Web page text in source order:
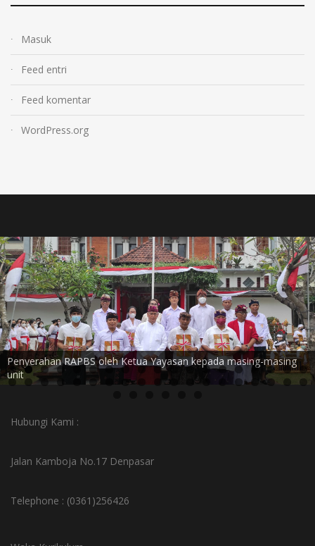
Masuk
Feed entri
Feed komentar
WordPress.org
Penyerahan RAPBS oleh Ketua Yayasan kepada masing-masing
unit
Siswa peserta upacara tujuhbelasan 2022
Hubungi Kami :
Jalan Kamboja No.17 Denpasar
Telephone : (0361)256426